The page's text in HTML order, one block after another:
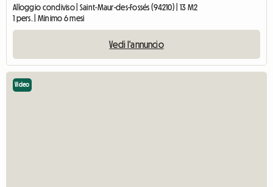
Alloggio condiviso | Saint-Maur-des-Fossés (94210) | 13 M2
1 pers. | Minimo 6 mesi
Vedi l'annuncio
Video